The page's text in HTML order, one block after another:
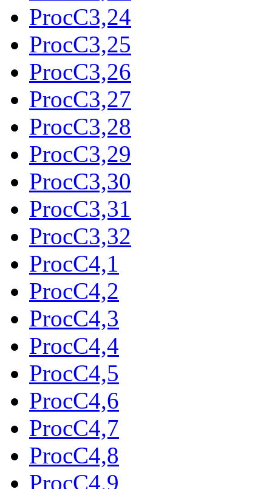
ProcC3,24
ProcC3,25
ProcC3,26
ProcC3,27
ProcC3,28
ProcC3,29
ProcC3,30
ProcC3,31
ProcC3,32
ProcC4,1
ProcC4,2
ProcC4,3
ProcC4,4
ProcC4,5
ProcC4,6
ProcC4,7
ProcC4,8
ProcC4,9